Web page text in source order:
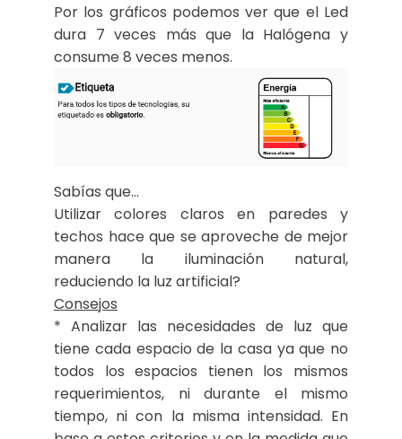
Por los gráficos podemos ver que el Led
dura 7 veces más que la Halógena y
consume 8 veces menos.
Sabías que…
Utilizar colores claros en paredes y
techos hace que se aproveche de mejor
manera la iluminación natural,
reduciendo la luz artificial?
Consejos
* Analizar las necesidades de luz que
tiene cada espacio de la casa ya que no
todos los espacios tienen los mismos
requerimientos, ni durante el mismo
tiempo, ni con la misma intensidad. En